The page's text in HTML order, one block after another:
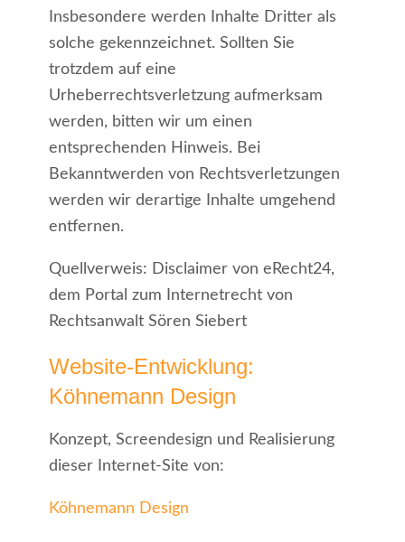
Insbesondere werden Inhalte Dritter als
solche gekennzeichnet. Sollten Sie
trotzdem auf eine
Urheberrechtsverletzung aufmerksam
werden, bitten wir um einen
entsprechenden Hinweis. Bei
Bekanntwerden von Rechtsverletzungen
werden wir derartige Inhalte umgehend
entfernen.
Quellverweis: Disclaimer von eRecht24,
dem Portal zum Internetrecht von
Rechtsanwalt Sören Siebert
Website-Entwicklung:
Köhnemann Design
Konzept, Screendesign und Realisierung
dieser Internet-Site von:
Köhnemann Design